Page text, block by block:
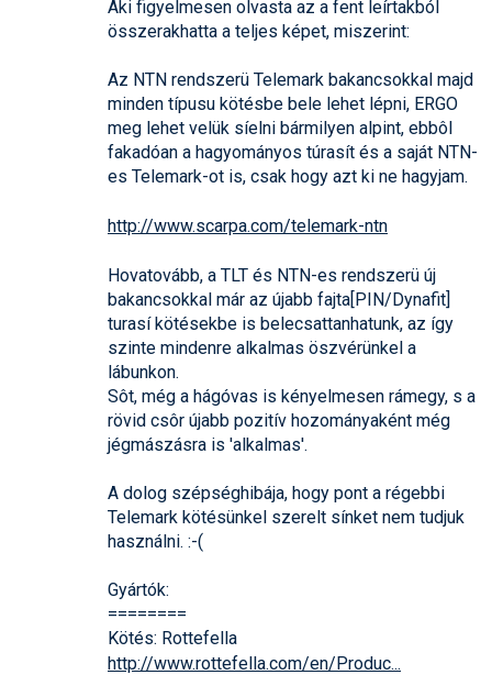
Aki figyelmesen olvasta az a fent leírtakból
összerakhatta a teljes képet, miszerint:
Az NTN rendszerü Telemark bakancsokkal majd
minden típusu kötésbe bele lehet lépni, ERGO
meg lehet velük síelni bármilyen alpint, ebbôl
fakadóan a hagyományos túrasít és a saját NTN-
es Telemark-ot is, csak hogy azt ki ne hagyjam.
http://www.scarpa.com/telemark-ntn
Hovatovább, a TLT és NTN-es rendszerü új
bakancsokkal már az újabb fajta[PIN/Dynafit]
turasí kötésekbe is belecsattanhatunk, az így
szinte mindenre alkalmas öszvérünkel a
lábunkon.
Sôt, még a hágóvas is kényelmesen rámegy, s a
rövid csôr újabb pozitív hozományaként még
jégmászásra is 'alkalmas'.
A dolog szépséghibája, hogy pont a régebbi
Telemark kötésünkel szerelt sínket nem tudjuk
használni. :-(
Gyártók:
========
Kötés: Rottefella
http://www.rottefella.com/en/Produc...